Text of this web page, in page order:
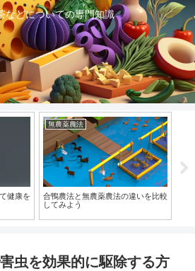
などについての専門知識
健康を
無農薬農法
合鴨農法と無農薬農法の違いを比較
してみよう
虫を効果的に駆除する方